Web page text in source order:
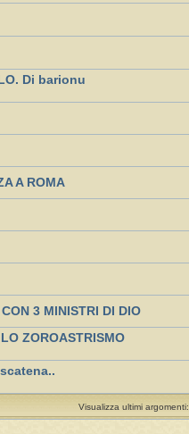
Di barionu
A ROMA
3 MINISTRI DI DIO
ZOROASTRISMO
Visualizza ultimi argomenti: